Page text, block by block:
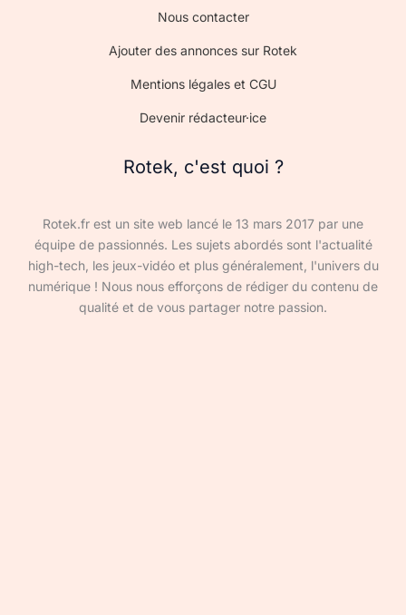
Nous contacter
Ajouter des annonces sur Rotek
Mentions légales et CGU
Devenir rédacteur·ice
Rotek, c'est quoi ?
Rotek.fr est un site web lancé le 13 mars 2017 par une
équipe de passionnés. Les sujets abordés sont l'actualité
high-tech, les jeux-vidéo et plus généralement, l'univers du
numérique ! Nous nous efforçons de rédiger du contenu de
qualité et de vous partager notre passion.